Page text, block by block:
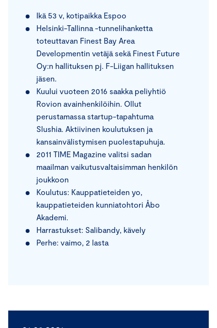
Ikä 53 v, kotipaikka Espoo
Helsinki-Tallinna -tunnelihanketta
toteuttavan Finest Bay Area
Developmentin vetäjä sekä Finest Future
Oy:n hallituksen pj. F-Liigan hallituksen
jäsen.
Kuului vuoteen 2016 saakka peliyhtiö
Rovion avainhenkilöihin. Ollut
perustamassa startup-tapahtuma
Slushia. Aktiivinen koulutuksen ja
kansainvälistymisen puolestapuhuja.
2011 TIME Magazine valitsi sadan
maailman vaikutusvaltaisimman henkilön
joukkoon
Koulutus: Kauppatieteiden yo,
kauppatieteiden kunniatohtori Åbo
Akademi.
Harrastukset: Salibandy, kävely
Perhe: vaimo, 2 lasta